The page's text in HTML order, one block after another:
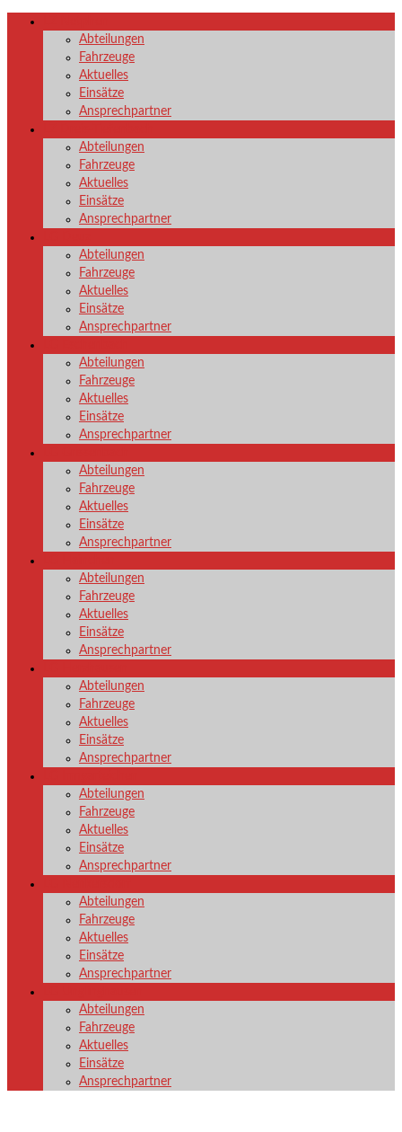
Abteilungen
Fahrzeuge
Aktuelles
Einsätze
Ansprechpartner
Abteilungen
Fahrzeuge
Aktuelles
Einsätze
Ansprechpartner
Abteilungen
Fahrzeuge
Aktuelles
Einsätze
Ansprechpartner
Abteilungen
Fahrzeuge
Aktuelles
Einsätze
Ansprechpartner
Abteilungen
Fahrzeuge
Aktuelles
Einsätze
Ansprechpartner
Abteilungen
Fahrzeuge
Aktuelles
Einsätze
Ansprechpartner
Abteilungen
Fahrzeuge
Aktuelles
Einsätze
Ansprechpartner
Abteilungen
Fahrzeuge
Aktuelles
Einsätze
Ansprechpartner
Abteilungen
Fahrzeuge
Aktuelles
Einsätze
Ansprechpartner
Abteilungen
Fahrzeuge
Aktuelles
Einsätze
Ansprechpartner